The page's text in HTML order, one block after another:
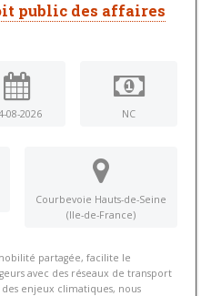
public des affaires
08-2026 NC
Courbevoie Hauts-de-Seine
(Ile-de-France)
partagée, facilite le
avec des réseaux de transport
des enjeux climatiques, nous